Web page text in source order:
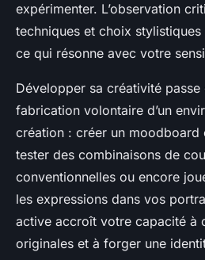
expérimenter. L’observation
techniques et choix
ce qui résonne avec votre
Développer sa créativité passe
fabrication volontaire d’un
création : créer un moodboard
tester des combinaisons de
conventionnelles ou encore
les expressions dans vos
active accroît votre capacité à
originales et à forger une